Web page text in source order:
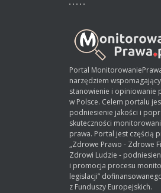
Portal
narzędziem
stanowienie i opiniowanie
w Polsce. Celem portalu
podniesienie jakości i
skuteczności
prawa. Portal jest częścią
„Zdrowe Prawo - Zdrowe
Zdrowi Ludzie -
i promocja procesu
legislacji”
z Funduszy Europejskich.